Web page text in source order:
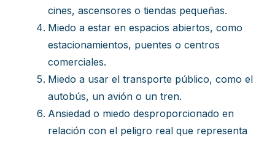
cines, ascensores o tiendas pequeñas.
Miedo a estar en espacios abiertos, como
estacionamientos, puentes o centros
comerciales.
Miedo a usar el transporte público, como el
autobús, un avión o un tren.
Ansiedad o miedo desproporcionado en
relación con el peligro real que representa